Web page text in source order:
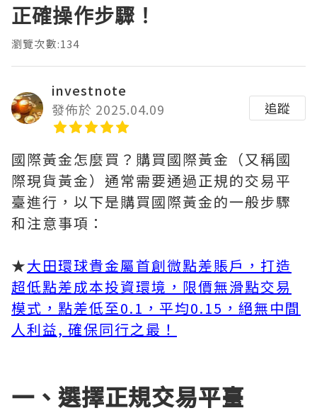
正確操作步驟！
瀏覽次數:134
investnote
發佈於 2025.04.09
追蹤
國際黃金怎麼買？購買國際黃金（又稱國
際現貨黃金）通常需要通過正規的交易平
臺進行，以下是購買國際黃金的一般步驟
和注意事項：
★大田環球貴金屬首創微點差賬戶，打造
超低點差成本投資環境，限價無滑點交易
模式，點差低至0.1，平均0.15，絕無中間
人利益, 確保同行之最！
一、選擇正規交易平臺